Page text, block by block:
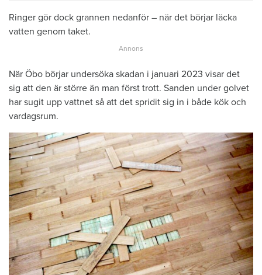
Ringer gör dock grannen nedanför – när det börjar läcka
vatten genom taket.
När Öbo börjar undersöka skadan i januari 2023 visar det
sig att den är större än man först trott. Sanden under golvet
har sugit upp vattnet så att det spridit sig in i både kök och
vardagsrum.